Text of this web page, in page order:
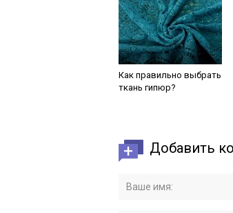
Как правильно выбрать
ткань гипюр?
Добавить